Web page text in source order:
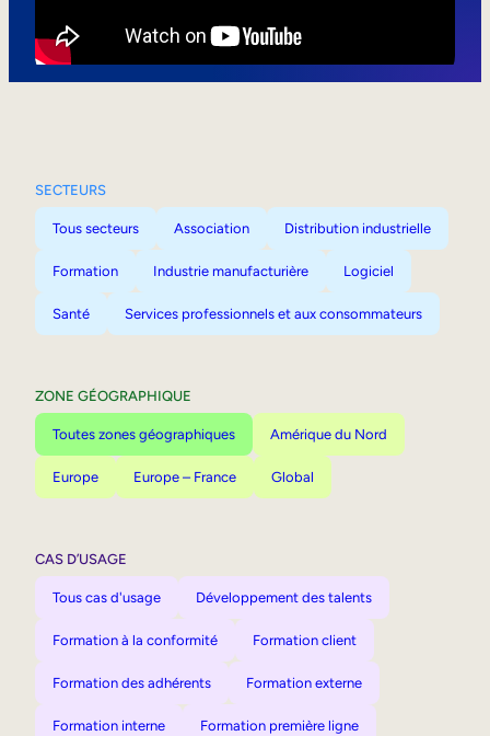
SECTEURS
Tous secteurs Association Distribution industrielle
Formation Industrie manufacturière Logiciel
Santé Services professionnels et aux consommateurs
ZONE GÉOGRAPHIQUE
Toutes zones géographiques Amérique du Nord
Europe Europe – France Global
CAS D’USAGE
Tous cas d'usage Développement des talents
Formation à la conformité Formation client
Formation des adhérents Formation externe
Formation interne Formation première ligne